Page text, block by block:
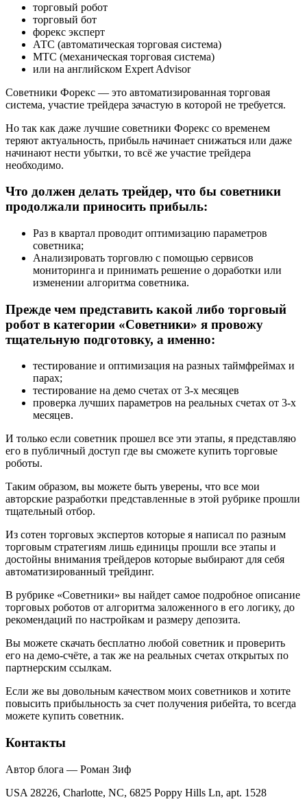
торговый робот
торговый бот
форекс эксперт
АТС (автоматическая торговая система)
МТС (механическая торговая система)
или на английском Expert Advisor
Советники Форекс — это автоматизированная торговая
система, участие трейдера зачастую в которой не требуется.
Но так как даже лучшие советники Форекс со временем
теряют актуальность, прибыль начинает снижаться или даже
начинают нести убытки, то всё же участие трейдера
необходимо.
Что должен делать трейдер, что бы советники
продолжали приносить прибыль:
Раз в квартал проводит оптимизацию параметров
советника;
Анализировать торговлю с помощью сервисов
мониторинга и принимать решение о доработки или
изменении алгоритма советника.
Прежде чем представить какой либо торговый
робот в категории «Советники» я провожу
тщательную подготовку, а именно:
тестирование и оптимизация на разных таймфреймах и
парах;
тестирование на демо счетах от 3-х месяцев
проверка лучших параметров на реальных счетах от 3-х
месяцев.
И только если советник прошел все эти этапы, я представляю
его в публичный доступ где вы сможете купить торговые
роботы.
Таким образом, вы можете быть уверены, что все мои
авторские разработки представленные в этой рубрике прошли
тщательный отбор.
Из сотен торговых экспертов которые я написал по разным
торговым стратегиям лишь единицы прошли все этапы и
достойны внимания трейдеров которые выбирают для себя
автоматизированный трейдинг.
В рубрике «Советники» вы найдет самое подробное описание
торговых роботов от алгоритма заложенного в его логику, до
рекомендаций по настройкам и размеру депозита.
Вы можете скачать бесплатно любой советник и проверить
его на демо-счёте, а так же на реальных счетах открытых по
партнерским ссылкам.
Если же вы довольным качеством моих советников и хотите
повысить прибыльность за счет получения рибейта, то всегда
можете купить советник.
Контакты
Автор блога — Роман Зиф
USA 28226, Charlotte, NC, 6825 Poppy Hills Ln, apt. 1528